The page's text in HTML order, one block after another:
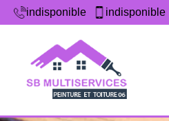
indisponible indisponible